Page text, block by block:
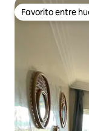
Favorito entre
Favorito entre